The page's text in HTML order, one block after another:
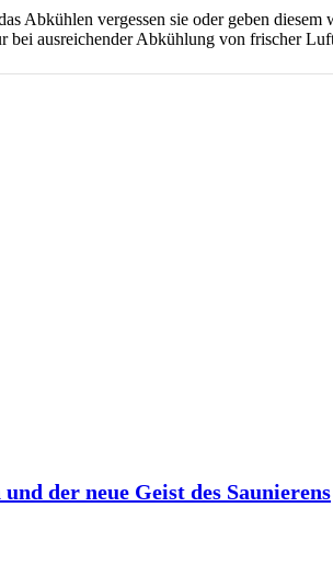
Abkühlen vergessen sie oder geben
bei ausreichender Abkühlung von frischer
der neue Geist des Saunierens